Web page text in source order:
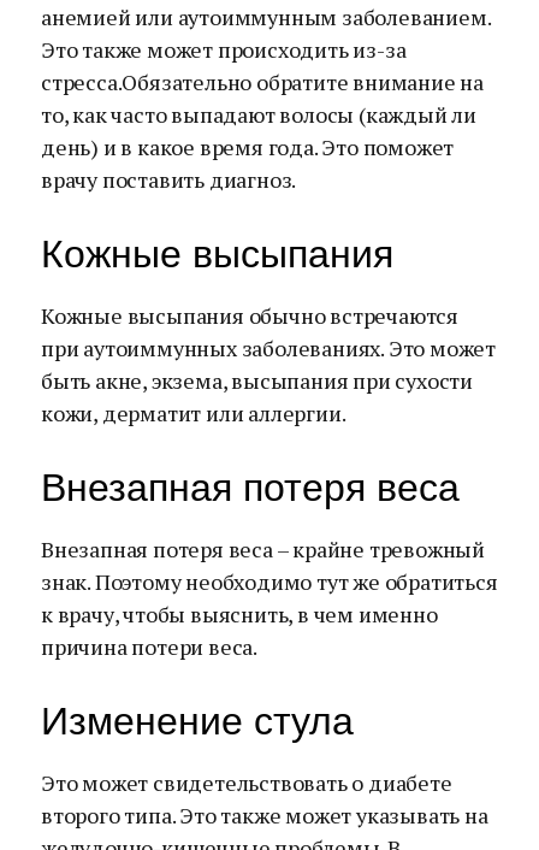
анемией или аутоиммунным заболеванием.
Это также может происходить из-за
стресса.Обязательно обратите внимание на
то, как часто выпадают волосы (каждый ли
день) и в какое время года. Это поможет
врачу поставить диагноз.
Кожные высыпания
Кожные высыпания обычно встречаются
при аутоиммунных заболеваниях. Это может
быть акне, экзема, высыпания при сухости
кожи, дерматит или аллергии.
Внезапная потеря веса
Внезапная потеря веса – крайне тревожный
знак. Поэтому необходимо тут же обратиться
к врачу, чтобы выяснить, в чем именно
причина потери веса.
Изменение стула
Это может свидетельствовать о диабете
второго типа. Это также может указывать на